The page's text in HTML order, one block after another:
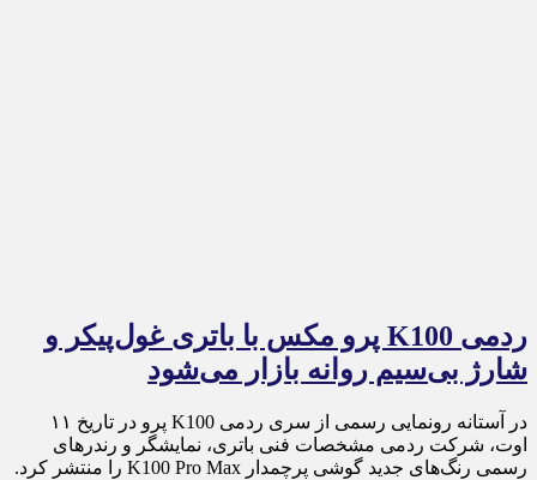
ردمی K100 پرو مکس با باتری غول‌پیکر و
شارژ بی‌سیم روانه بازار می‌شود
در آستانه رونمایی رسمی از سری ردمی K100 پرو در تاریخ ۱۱
اوت، شرکت ردمی مشخصات فنی باتری، نمایشگر و رندرهای
رسمی رنگ‌های جدید گوشی پرچمدار K100 Pro Max را منتشر کرد.